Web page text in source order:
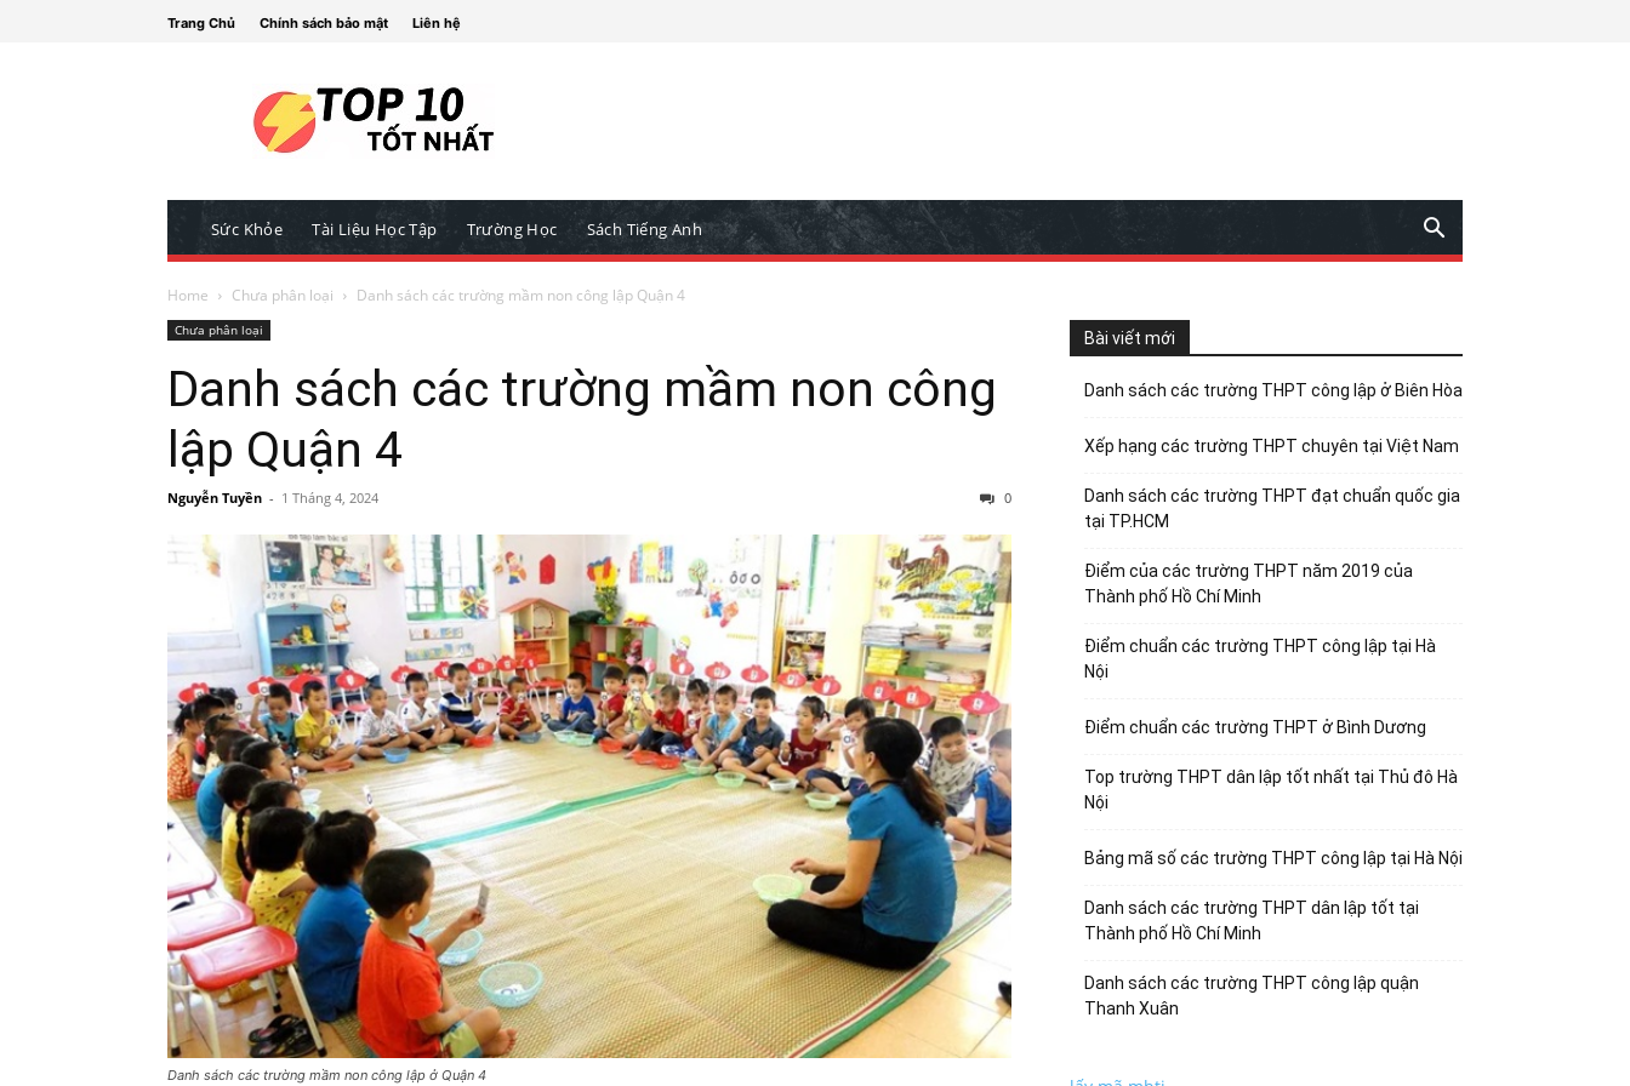
Trang Chủ Chính sách bảo mật Liên hệ
Sức Khỏe Tài Liệu Học Tập Trường Học Sách Tiếng Anh
Home Chưa phân loại Danh sách các trường mầm non công lập Quận 4
Chưa phân loại
Danh sách các trường mầm non công
lập Quận 4
Nguyễn Tuyền - 1 Tháng 4, 2024 0
Danh sách các trường mầm non công lập ở Quận 4
Bài viết mới
Danh sách các trường THPT công lập ở Biên Hòa
Xếp hạng các trường THPT chuyên tại Việt Nam
Danh sách các trường THPT đạt chuẩn quốc gia
tại TP.HCM
Điểm của các trường THPT năm 2019 của
Thành phố Hồ Chí Minh
Điểm chuẩn các trường THPT công lập tại Hà
Nội
Điểm chuẩn các trường THPT ở Bình Dương
Top trường THPT dân lập tốt nhất tại Thủ đô Hà
Nội
Bảng mã số các trường THPT công lập tại Hà Nội
Danh sách các trường THPT dân lập tốt tại
Thành phố Hồ Chí Minh
Danh sách các trường THPT công lập quận
Thanh Xuân